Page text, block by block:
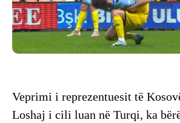
Veprimi i reprezentuesit të
Loshaj i cili luan në Turqi, ka